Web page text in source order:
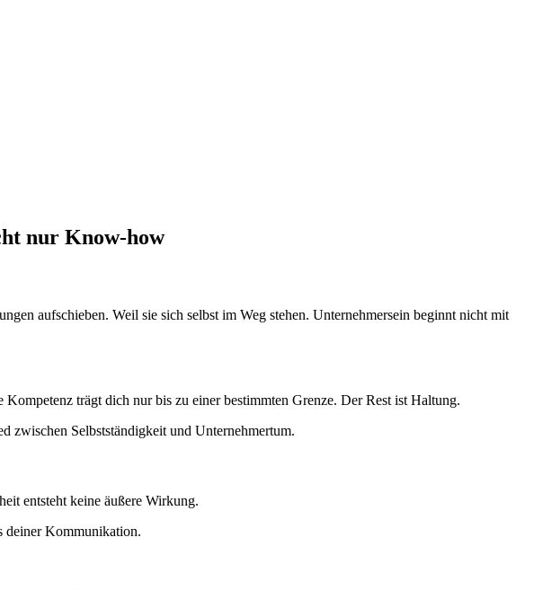
nur Know-how
aufschieben. Weil sie sich selbst im Weg stehen. Unternehmersein beginnt nicht mit
trägt dich nur bis zu einer bestimmten Grenze. Der Rest ist Haltung.
zwischen Selbstständigkeit und Unternehmertum.
entsteht keine äußere Wirkung.
deiner Kommunikation.